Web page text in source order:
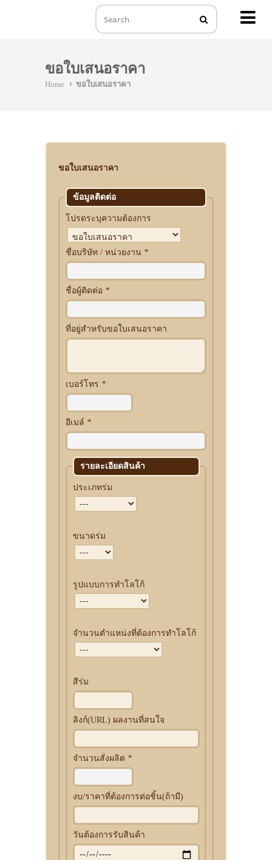
ขอใบเสนอราคา
Home ขอใบเสนอราคา
ขอใบเสนอราคา
ข้อมูลติดต่อ
โปรดระบุความต้องการ
ชื่อบริษัท / หน่วยงาน *
ชื่อผู้ติดต่อ *
ที่อยู่สำหรับขอใบเสนอราคา
เบอร์โทร *
อีเมล์ *
รายละเอียดสินค้า
ประเภทร่ม
ขนาดร่ม
รูปแบบการทำโลโก้
จำนวนตำแหน่งที่ต้องการทำโลโก้
สีร่ม
ลิงก์(URL) ผลงานที่สนใจ
จำนวนสั่งผลิต *
งบ/ราคาที่ต้องการต่อชิ้น(ถ้ามี)
วันต้องการรับสินค้า